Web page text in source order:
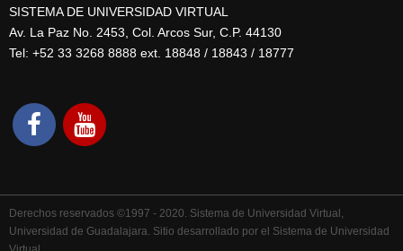
SISTEMA DE UNIVERSIDAD VIRTUAL
Av. La Paz No. 2453, Col. Arcos Sur, C.P. 44130
Tel: +52 33 3268 8888‏ ext. 18848 / 18843 / 18777
Derechos reservados ©1997 - 2020. Sistema de Universidad Virtual,
Universidad de Guadalajara. Sitio desarrollado por el Sistema de Universidad